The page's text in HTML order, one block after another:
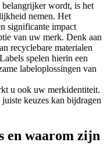
belangrijker wordt, is het
nemen. Het
significante impact
van uw merk. Denk aan
recyclebare materialen
spelen hierin een
labeloplossingen van
u ook uw merkidentiteit.
keuzes kan bijdragen
en waarom zijn